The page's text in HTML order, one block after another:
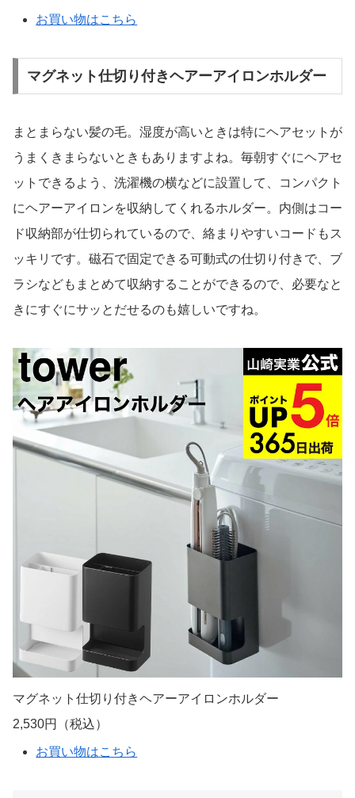
お買い物はこちら
マグネット仕切り付きヘアーアイロンホルダー
まとまらない髪の毛。湿度が高いときは特にヘアセットが
うまくきまらないときもありますよね。毎朝すぐにヘアセ
ットできるよう、洗濯機の横などに設置して、コンパクト
にヘアーアイロンを収納してくれるホルダー。内側はコー
ド収納部が仕切られているので、絡まりやすいコードもス
ッキリです。磁石で固定できる可動式の仕切り付きで、ブ
ラシなどもまとめて収納することができるので、必要なと
きにすぐにサッとだせるのも嬉しいですね。
マグネット仕切り付きヘアーアイロンホルダー
2,530円（税込）
お買い物はこちら